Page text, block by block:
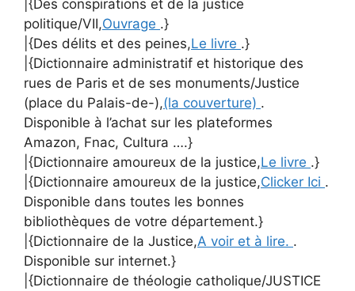
|{Des conspirations et de la justice
politique/VII,Ouvrage .}
|{Des délits et des peines,Le livre .}
|{Dictionnaire administratif et historique des
rues de Paris et de ses monuments/Justice
(place du Palais-de-),(la couverture) .
Disponible à l’achat sur les plateformes
Amazon, Fnac, Cultura ….}
|{Dictionnaire amoureux de la justice,Le livre .}
|{Dictionnaire amoureux de la justice,Clicker Ici .
Disponible dans toutes les bonnes
bibliothèques de votre département.}
|{Dictionnaire de la Justice,A voir et à lire. .
Disponible sur internet.}
|{Dictionnaire de théologie catholique/JUSTICE